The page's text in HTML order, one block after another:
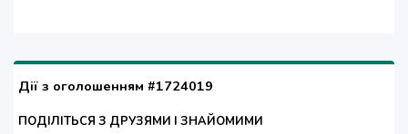
Дії з оголошенням #1724019
ПОДІЛІТЬСЯ З ДРУЗЯМИ І ЗНАЙОМИМИ